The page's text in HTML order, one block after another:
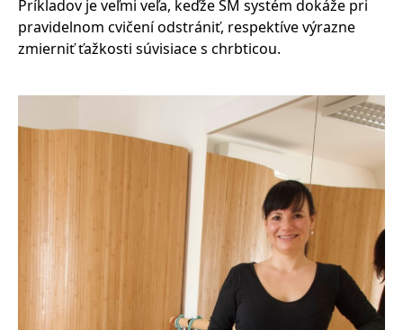
Príkladov je veľmi veľa, keďže SM systém dokáže pri
pravidelnom cvičení odstrániť, respektíve výrazne
zmierniť ťažkosti súvisiace s chrbticou.